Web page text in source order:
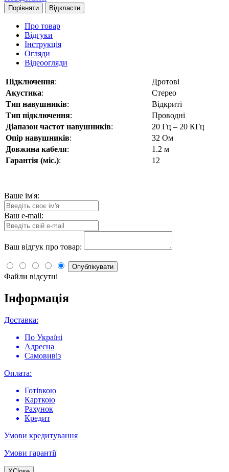
Порівняти Відкласти
Про товар
Відгуки
Інструкція
Огляди
Відеоогляди
Підключення:
Дротові
Акустика:
Стерео
Тип навушників:
Відкриті
Тип підключення:
Проводні
Діапазон частот навушників:
20 Гц – 20 КГц
Опір навушників:
32 Ом
Довжина кабеля:
1.2 м
Гарантія (міс.): 12
Ваше ім'я:
Ваш e-mail:
Ваш відгук про товар:
Опублікувати
Файли відсутні
Інформація
Доставка:
По Україні
Адресна
Самовивіз
Оплата:
Готівкою
Карткою
Рахунок
Кредит
Умови кредитування
Умови гарантії